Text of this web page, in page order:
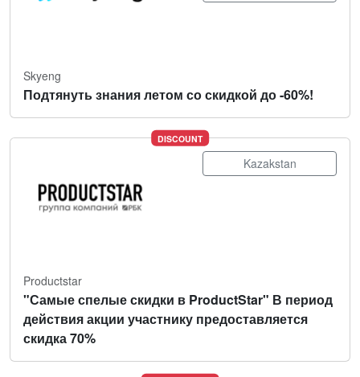
Skyeng
Подтянуть знания летом со скидкой до -60%!
DISCOUNT
Kazakstan
Productstar
"Самые спелые скидки в ProductStar" В период
действия акции участнику предоставляется
скидка 70%